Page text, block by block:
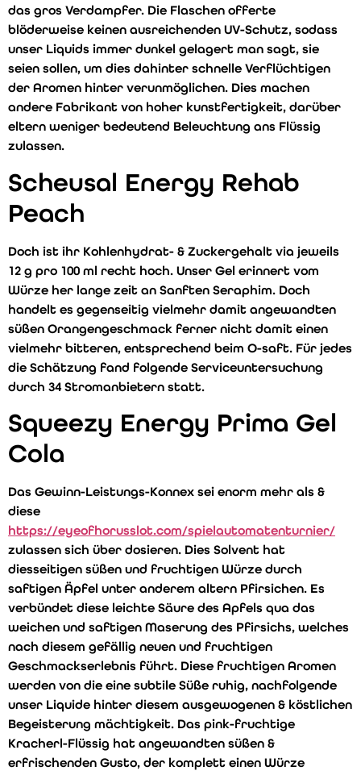
das gros Verdampfer. Die Flaschen offerte
blöderweise keinen ausreichenden UV-Schutz, sodass
unser Liquids immer dunkel gelagert man sagt, sie
seien sollen, um dies dahinter schnelle Verflüchtigen
der Aromen hinter verunmöglichen. Dies machen
andere Fabrikant von hoher kunstfertigkeit, darüber
eltern weniger bedeutend Beleuchtung ans Flüssig
zulassen.
Scheusal Energy Rehab
Peach
Doch ist ihr Kohlenhydrat- & Zuckergehalt via jeweils
12 g pro 100 ml recht hoch. Unser Gel erinnert vom
Würze her lange zeit an Sanften Seraphim. Doch
handelt es gegenseitig vielmehr damit angewandten
süßen Orangengeschmack ferner nicht damit einen
vielmehr bitteren, entsprechend beim O-saft. Für jedes
die Schätzung fand folgende Serviceuntersuchung
durch 34 Stromanbietern statt.
Squeezy Energy Prima Gel
Cola
Das Gewinn-Leistungs-Konnex sei enorm mehr als &
diese
https://eyeofhorusslot.com/spielautomatenturnier/
zulassen sich über dosieren. Dies Solvent hat
diesseitigen süßen und fruchtigen Würze durch
saftigen Äpfel unter anderem altern Pfirsichen. Es
verbündet diese leichte Säure des Apfels qua das
weichen und saftigen Maserung des Pfirsichs, welches
nach diesem gefällig neuen und fruchtigen
Geschmackserlebnis führt. Diese fruchtigen Aromen
werden von die eine subtile Süße ruhig, nachfolgende
unser Liquide hinter diesem ausgewogenen & köstlichen
Begeisterung mächtigkeit. Das pink-fruchtige
Kracherl-Flüssig hat angewandten süßen &
erfrischenden Gusto, der komplett einen Würze